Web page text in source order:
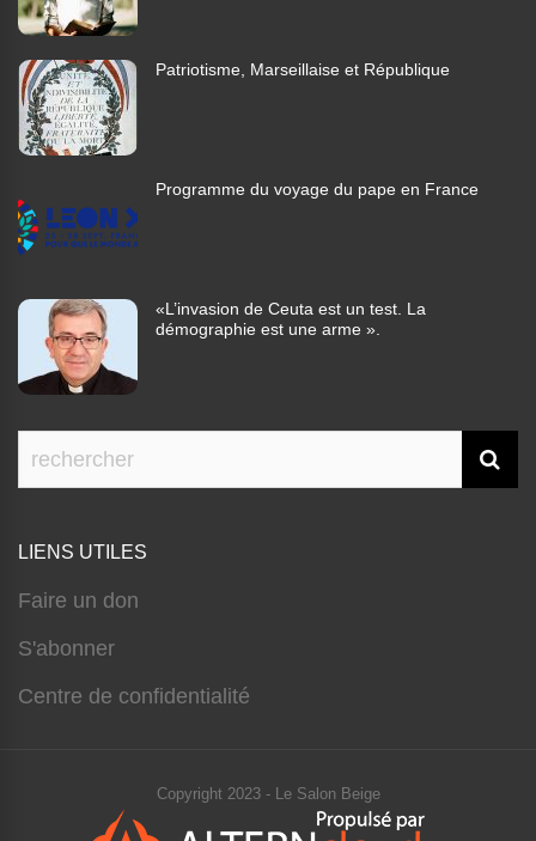
Patriotisme, Marseillaise et République
Programme du voyage du pape en France
«L’invasion de Ceuta est un test. La
démographie est une arme ».
LIENS UTILES
Faire un don
S'abonner
Centre de confidentialité
Copyright 2023 - Le Salon Beige